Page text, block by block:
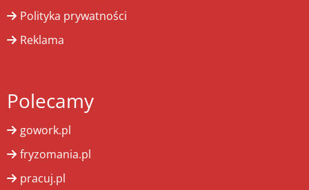
Polityka prywatności
Reklama
Polecamy
gowork.pl
fryzomania.pl
pracuj.pl